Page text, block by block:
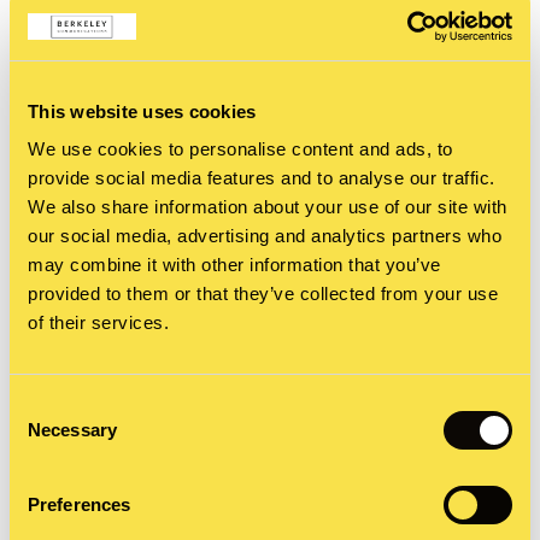
This website uses cookies
We use cookies to personalise content and ads, to
provide social media features and to analyse our traffic.
We also share information about your use of our site with
our social media, advertising and analytics partners who
may combine it with other information that you’ve
provided to them or that they’ve collected from your use
of their services.
Selection
Necessary
Preferences
spezifischer Kampagnen, die die Kernbotschaften
Awareness durch starkes
Branding schaffen
In einer zunehmend gesättigten Medienlandschaft
wird es immer schwieriger, die Aufmerksamkeit
Arbeit besonders deutlich. Unternehmen, die ein
dieses durch authentische Kommunikation